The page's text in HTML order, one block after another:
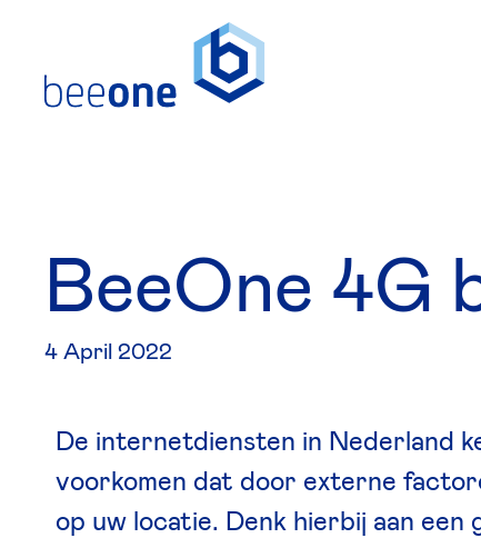
content
BeeOne 4G
4 April 2022
De internetdiensten in Nederland
voorkomen dat door externe
op uw locatie. Denk hierbij aan